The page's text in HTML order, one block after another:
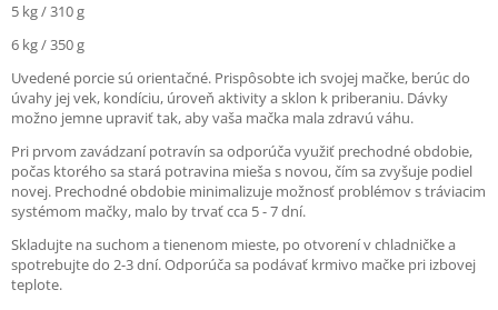
5 kg / 310 g
6 kg / 350 g
Uvedené porcie sú orientačné. Prispôsobte ich svojej mačke, berúc do
úvahy jej vek, kondíciu, úroveň aktivity a sklon k priberaniu. Dávky
možno jemne upraviť tak, aby vaša mačka mala zdravú váhu.
Pri prvom zavádzaní potravín sa odporúča využiť prechodné obdobie,
počas ktorého sa stará potravina mieša s novou, čím sa zvyšuje podiel
novej. Prechodné obdobie minimalizuje možnosť problémov s tráviacim
systémom mačky, malo by trvať cca 5 - 7 dní.
Skladujte na suchom a tienenom mieste, po otvorení v chladničke a
spotrebujte do 2-3 dní. Odporúča sa podávať krmivo mačke pri izbovej
teplote.